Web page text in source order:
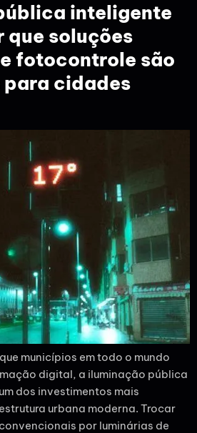
inteligente
que soluções
fotocontrole são
cidades
municípios em todo o mundo
digital, a iluminação pública
dos investimentos mais
urbana moderna. Trocar
por luminárias de